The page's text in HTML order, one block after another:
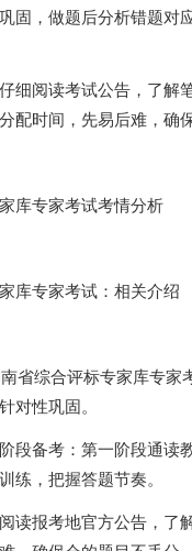
固，做题后分析错题对
细阅读考试公告，了解
配时间，先易后难，确
专家考试考情分析
专家考试：相关介绍
南省综合评标专家库专
对性巩固。
段备考：第一阶段通
练，把握答题节奏。
读报考地官方公告，